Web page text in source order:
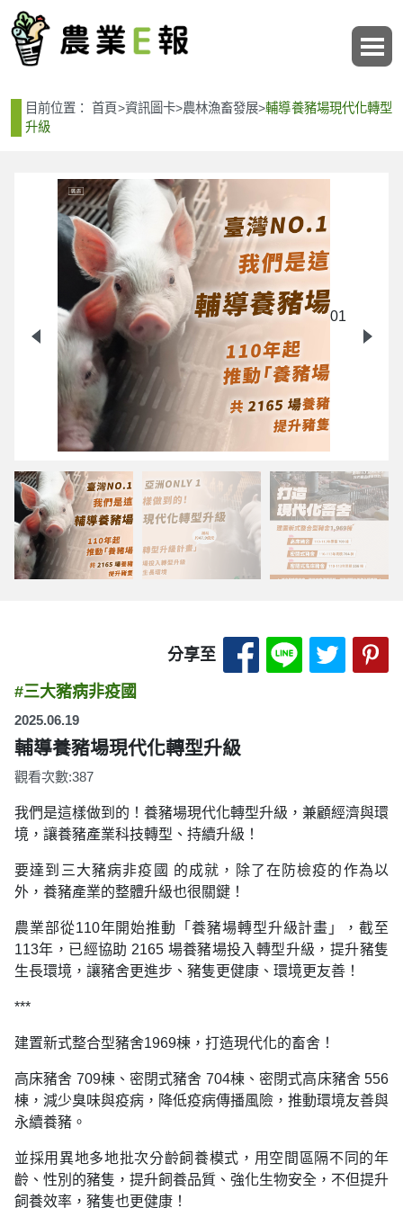
目前位置：首頁>資訊圖卡>農林漁畜發展>輔導養豬場現代化轉型
升級
01
分享至 分享至 Facebook-
分享至分享
#三大豬病非疫國
2025.06.19
輔導養豬場現代化轉型升級
觀看次數:387
我們是這樣做到的！養豬場現代化轉型升級，兼顧經濟與環
境，讓養豬產業科技轉型、持續升級！
要達到三大豬病非疫國 的成就，除了在防檢疫的作為以
外，養豬產業的整體升級也很關鍵！
農業部從110年開始推動「養豬場轉型升級計畫」，截至
113年，已經協助 2165 場養豬場投入轉型升級，提升豬隻
生長環境，讓豬舍更進步、豬隻更健康、環境更友善！
***
建置新式整合型豬舍1969棟，打造現代化的畜舍！
高床豬舍 709棟、密閉式豬舍 704棟、密閉式高床豬舍 556
棟，減少臭味與疫病，降低疫病傳播風險，推動環境友善與
永續養豬。
並採用異地多地批次分齡飼養模式，用空間區隔不同的年
齡、性別的豬隻，提升飼養品質、強化生物安全，不但提升
飼養效率，豬隻也更健康！